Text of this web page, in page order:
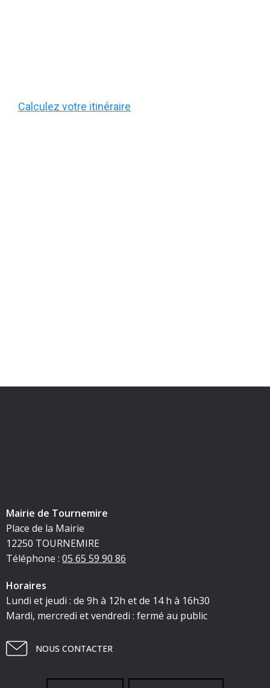
Calculez votre itinéraire
Mairie de Tournemire
Place de la Mairie
12250 TOURNEMIRE
Téléphone : 05 65 59 90 86
Horaires
Lundi et jeudi : de 9h à 12h et de 14 h à 16h30
Mardi, mercredi et vendredi : fermé au public
NOUS CONTACTER